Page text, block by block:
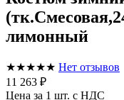
лимонный
★★★★★ Нет отзывов
11 263 ₽
Цена за 1 шт. с НДС